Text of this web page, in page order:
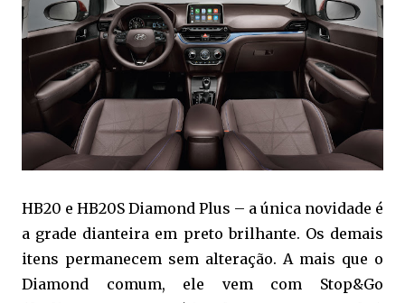
HB20 e HB20S Diamond Plus – a única novidade é
a grade dianteira em preto brilhante. Os demais
itens permanecem sem alteração. A mais que o
Diamond comum, ele vem com Stop&Go